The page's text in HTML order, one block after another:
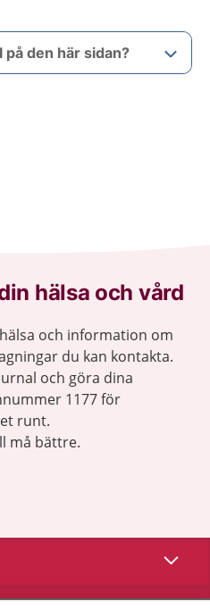
den här sidan?
hälsa och vård
och information om
du kan kontakta.
och göra dina
1177 för
runt.
må bättre.
Visa
Visa